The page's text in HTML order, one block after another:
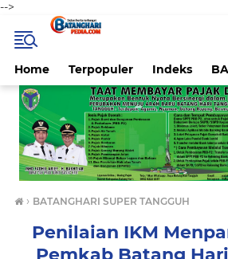
-->
Home Terpopuler Indeks
› BATANGHARI SUPER TANGGUH
Penilaian IKM
Pemkab Batang